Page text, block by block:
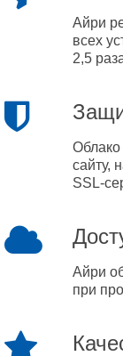
Айри
всех
2,5
Облако
сайту,
SSL-
Айри
при